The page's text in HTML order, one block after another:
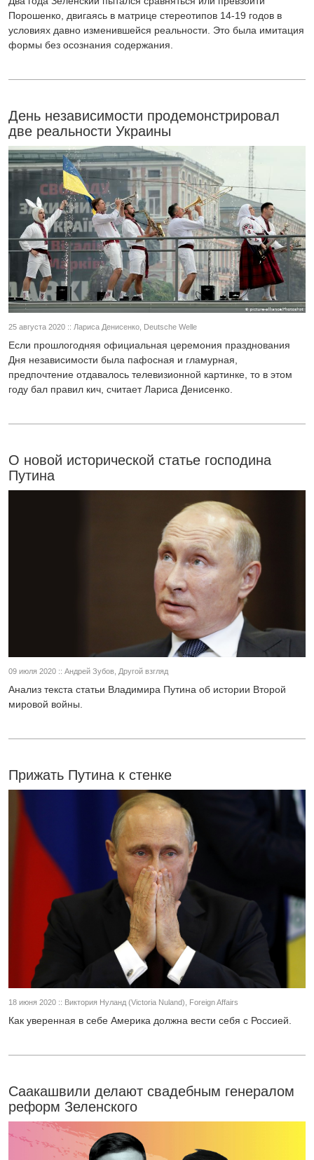
Порошенко, двигаясь в матрице стереотипов 14-19 годов в
условиях давно изменившейся реальности. Это была имитация
формы без осознания содержания.
День независимости продемонстрировал
две реальности Украины
25 августа 2020 :: Лариса Денисенко, Deutsche Welle
Если прошлогодняя официальная церемония празднования
Дня независимости была пафосная и гламурная,
предпочтение отдавалось телевизионной картинке, то в этом
году бал правил кич, считает Лариса Денисенко.
О новой исторической статье господина
Путина
09 июля 2020 :: Андрей Зубов, Другой взгляд
Анализ текста статьи Владимира Путина об истории Второй
мировой войны.
Прижать Путина к стенке
18 июня 2020 :: Виктория Нуланд (Victoria Nuland), Foreign Affairs
Как уверенная в себе Америка должна вести себя с Россией.
Саакашвили делают свадебным генералом
реформ Зеленского